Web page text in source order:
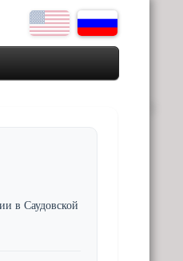
в Саудовской